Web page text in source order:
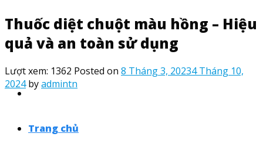
Trang chủ
Thuốc diệt chuột màu hồng – Hiệu
quả và an toàn sử dụng
Lượt xem: 1362 Posted on 8 Tháng 3, 20234 Tháng 10,
2024byadmintn